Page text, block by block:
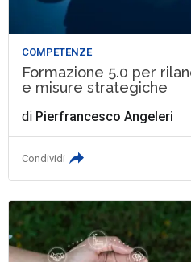
COMPETENZE
Formazione 5.0 per
e misure strategiche
di Pierfrancesco Angeleri
Condividi